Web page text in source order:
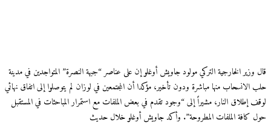
قال وزير الخارجية التركي مولود جاويش أوغلو إن على عناصر “جبهة النصرة” المتواجدين في مدينة
حلب الانسحاب منها مباشرة ودون تأخير، مؤكدا أن المجتمعين في لوزان لم يتوصلوا إلى اتفاق نهائي
لوقف إطلاق النار، مشيراً إلى “وجود تقدم في بعض الملفات مع استمرار المباحثات في المستقبل
حول كافة الملفات المطروحة”. وأكد جاويش أوغلو خلال حديث